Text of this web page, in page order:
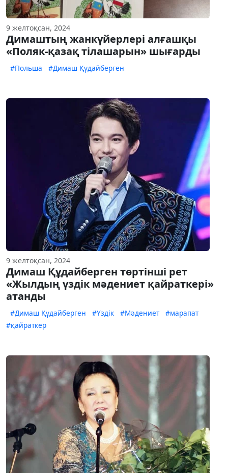
9 желтоқсан, 2024
Димаштың жанкүйерлері алғашқы
«Поляк-қазақ тілашарын» шығарды
#Польша #Димаш Құдайберген
9 желтоқсан, 2024
Димаш Құдайберген төртінші рет
«Жылдың үздік мәдениет қайраткері»
атанды
#Димаш Құдайберген #Үздік #Мәдениет
#марапат
#қайраткер